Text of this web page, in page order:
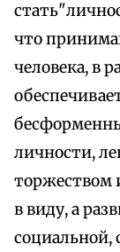
что
человека, в
личности,
торжеством
в виду, а
социальной,